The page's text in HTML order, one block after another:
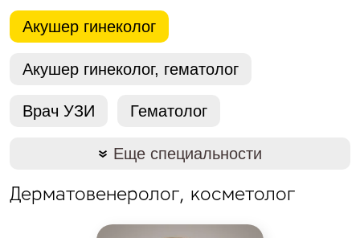
Акушер гинеколог
Акушер гинеколог, гематолог
Врач УЗИ Гематолог
Еще специальности
Дерматовенеролог, косметолог